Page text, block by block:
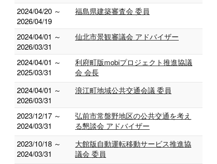
2024/04/20 ～
2026/04/19
福島県建築審査会 委員
2024/04/01 ～
2026/03/31
仙北市景観審議会 アドバイザー
2024/04/01 ～
2025/03/31
利府町版mobiプロジェクト推進協議
会 会長
2024/04/01 ～
2026/03/31
浪江町地域公共交通会議 委員
2023/12/17 ～
2024/03/31
弘前市常盤野地区の公共交通を考え
る懇談会 アドバイザー
2023/10/18 ～
2024/03/31
大館版自動運転移動サービス推進協
議会 委員